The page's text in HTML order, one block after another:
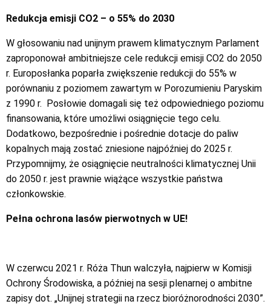
Redukcja emisji CO2 – o 55% do 2030
W głosowaniu nad unijnym prawem klimatycznym Parlament
zaproponował ambitniejsze cele redukcji emisji CO2 do 2050
r. Europosłanka poparła zwiększenie redukcji do 55% w
porównaniu z poziomem zawartym w Porozumieniu Paryskim
z 1990 r. Posłowie domagali się też odpowiedniego poziomu
finansowania, które umożliwi osiągnięcie tego celu.
Dodatkowo, bezpośrednie i pośrednie dotacje do paliw
kopalnych mają zostać zniesione najpóźniej do 2025 r.
Przypomnijmy, że osiągnięcie neutralności klimatycznej Unii
do 2050 r. jest prawnie wiążące wszystkie państwa
członkowskie.
Pełna ochrona lasów pierwotnych w UE!
W czerwcu 2021 r. Róża Thun walczyła, najpierw w Komisji
Ochrony Środowiska, a później na sesji plenarnej o ambitne
zapisy dot. „Unijnej strategii na rzecz bioróżnorodności 2030”.